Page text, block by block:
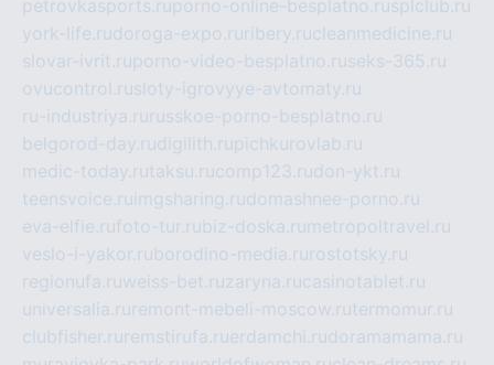
petrovkasports.ruporno-online-besplatno.rusplclub.ru
york-life.rudoroga-expo.ru ribery.rucleanmedicine.ru
slovar-ivrit.ruporno-video-besplatno.ruseks-365.ru
ovucontrol.rusloty-igrovyye-avtomaty.ru
ru-industriya.ru russkoe-porno-besplatno.ru
belgorod-day.rudigilith.rupichkurovlab.ru
medic-today.rutaksu.rucomp123.rudon-ykt.ru
teensvoice.ru imgsharing.rudomashnee-porno.ru
eva-elfie.rufoto-tur.rubiz-doska.ru metropoltravel.ru
veslo-i-yakor.ruborodino-media.ru rostotsky.ru
regionufa.ruweiss-bet.ruzaryna.rucasinotablet.ru
universalia.ru remont-mebeli-moscow.rutermomur.ru
clubfisher.ru remstirufa.ruerdamchi.rudoramamama.ru